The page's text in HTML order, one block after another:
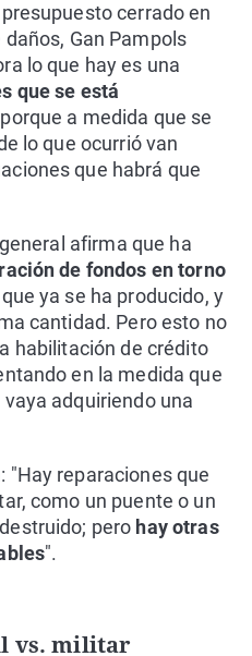
cerrado en
Gan Pampols
lo que hay es una
que se está
porque a medida que se
lo que ocurrió van
que habrá que
afirma que ha
de fondos en torno
que ya se ha producido, y
cantidad. Pero esto no
habilitación de crédito
en la medida que
adquiriendo una
"Hay reparaciones que
como un puente o un
pero hay otras
".
vs. militar